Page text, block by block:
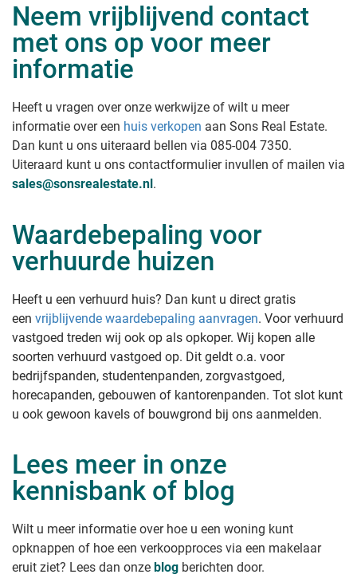
Neem vrijblijvend contact
met ons op voor meer
informatie
Heeft u vragen over onze werkwijze of wilt u meer
informatie over een huis verkopen aan Sons Real Estate.
Dan kunt u ons uiteraard bellen via 085-004 7350.
Uiteraard kunt u ons contactformulier invullen of mailen via
sales@sonsrealestate.nl .
Waardebepaling voor
verhuurde huizen
Heeft u een verhuurd huis? Dan kunt u direct gratis
een vrijblijvende waardebepaling aanvragen. Voor verhuurd
vastgoed treden wij ook op als opkoper. Wij kopen alle
soorten verhuurd vastgoed op. Dit geldt o.a. voor
bedrijfspanden, studentenpanden, zorgvastgoed,
horecapanden, gebouwen of kantorenpanden. Tot slot kunt
u ook gewoon kavels of bouwgrond bij ons aanmelden.
Lees meer in onze
kennisbank of blog
Wilt u meer informatie over hoe u een woning kunt
opknappen of hoe een verkoopproces via een makelaar
eruit ziet? Lees dan onze blog berichten door.